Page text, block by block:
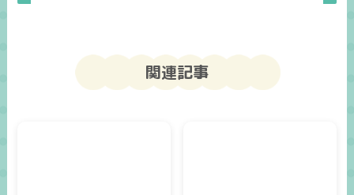
関連記事